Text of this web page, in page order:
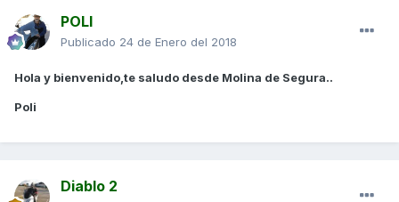
POLI
Publicado 24 de Enero del 2018
Hola y bienvenido,te saludo desde Molina de Segura..
Poli
Diablo 2